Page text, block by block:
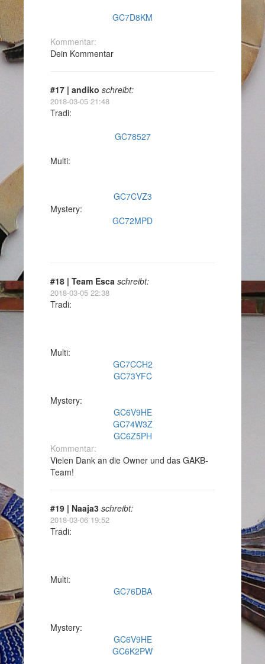
GC7D8KM
Kommentar:
Dein Kommentar
#17 | andiko schreibt:
2018-03-05 21:48
Tradi:
GC78527
Multi:
GC7CVZ3
Mystery:
GC72MPD
#18 | Team Esca schreibt:
2018-03-05 22:38
Tradi:
Multi:
GC7CCH2
GC73YFC
Mystery:
GC6V9HE
GC74W3Z
GC6Z5PH
Kommentar:
Vielen Dank an die Owner und das GAKB-
Team!
#19 | Naaja3 schreibt:
2018-03-06 19:52
Tradi:
Multi:
GC76DBA
Mystery:
GC6V9HE
GC6K2PW